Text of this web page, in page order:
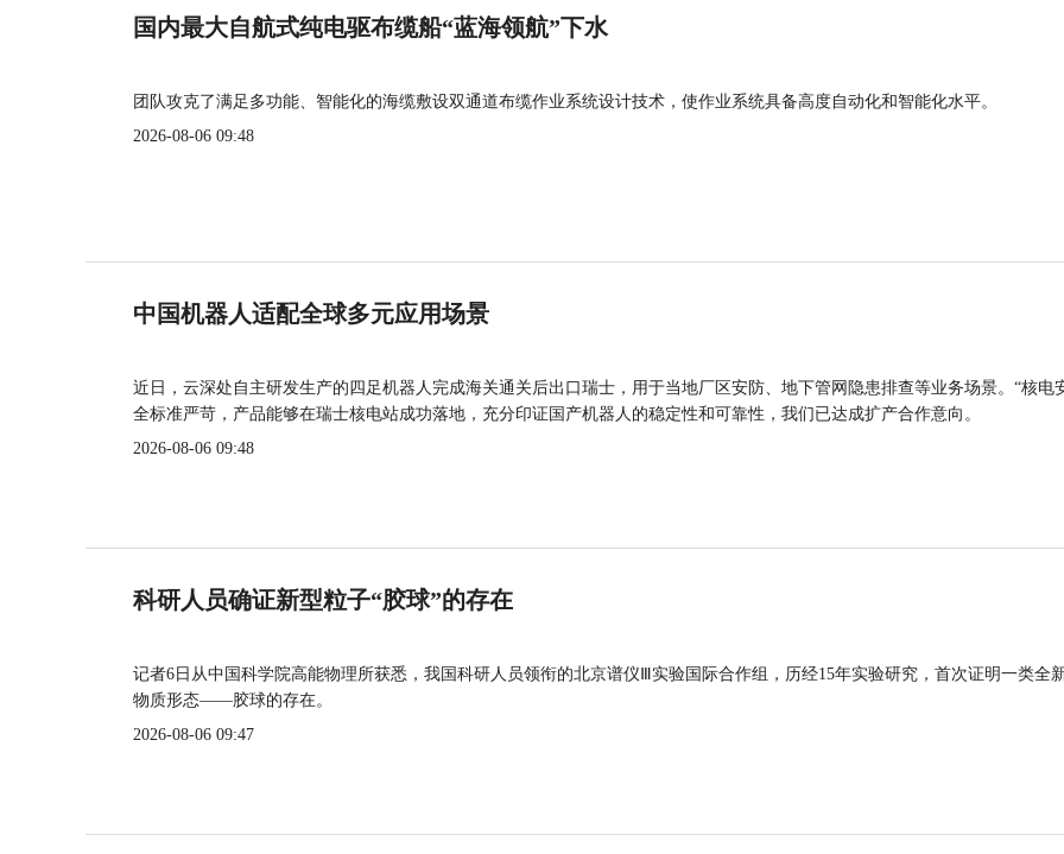
国内最大自航式纯电驱布缆船“蓝海领航”下水
团队攻克了满足多功能、智能化的海缆敷设双通道布缆作业系统设计技术，使作业系统具备高度自动化和智能化水平。
2026-08-06 09:48
中国机器人适配全球多元应用场景
近日，云深处自主研发生产的四足机器人完成海关通关后出口瑞士，用于当地厂区安防、地下管网隐患排查等业务场景。“核电
全标准严苛，产品能够在瑞士核电站成功落地，充分印证国产机器人的稳定性和可靠性，我们已达成扩产合作意向。
2026-08-06 09:48
科研人员确证新型粒子“胶球”的存在
记者6日从中国科学院高能物理所获悉，我国科研人员领衔的北京谱仪Ⅲ实验国际合作组，历经15年实验研究，首次证明一类全
物质形态——胶球的存在。
2026-08-06 09:47